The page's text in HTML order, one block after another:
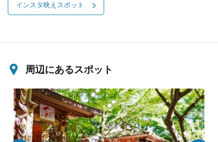
インスタ映えスポット
周辺にあるスポット